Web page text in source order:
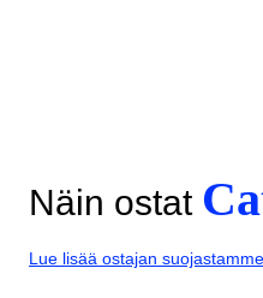
Näin ostat
Lue lisää ostajan suojastamme